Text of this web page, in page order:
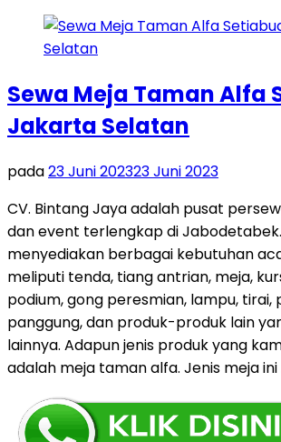
Sewa Meja Taman Alfa
Jakarta Selatan
pada23 Juni 202323 Juni 2023
CV. Bintang Jaya adalah pusat
dan event terlengkap di
menyediakan berbagai kebutuhan
meliputi tenda, tiang antrian, meja,
podium, gong peresmian, lampu, tirai,
panggung, dan produk-produk lain
lainnya. Adapun jenis produk yang
adalah meja taman alfa. Jenis meja ini